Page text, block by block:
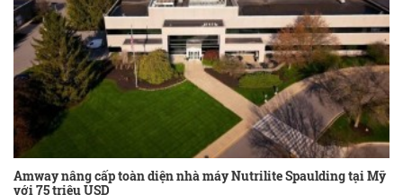
Amway nâng cấp toàn diện nhà máy Nutrilite Spaulding tại Mỹ
với 75 triệu USD